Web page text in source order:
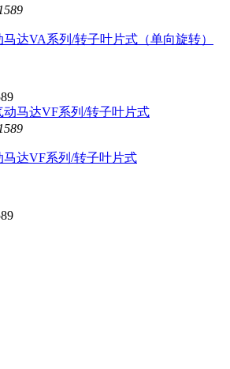
达VA系列/转子叶片式（单向旋转）
达VF系列/转子叶片式